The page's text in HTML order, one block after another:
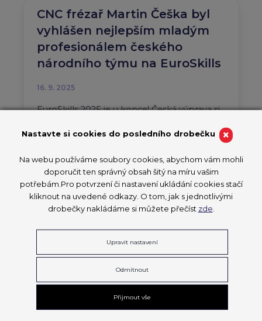
CNC frézař Martin Češka byl
vyhlášen nejlepším mladým
profesionálem českého
národního týmu na EuroSkills
16. 9. 2025
EuroSkills 2025 je u konce! Česká výprava si
PŘEČÍST ČLÁNEK
Ministři školství zemí EU se
sejdou v Herningu během
EuroSkills 2025
13. 8. 2025
V pátek 12. září od 13:30 – 15:30 navštíví
×
Nastavte si cookies do posledního drobečku
Na webu používáme soubory cookies, abychom vám mohli
doporučit ten správný obsah šitý na míru vašim
potřebám.Pro potvrzení či nastavení ukládání cookies stačí
kliknout na uvedené odkazy. O tom, jak s jednotlivými
drobečky nakládáme si můžete přečíst zde
Upravit nastavení
Odmítnout
Přijmout vše